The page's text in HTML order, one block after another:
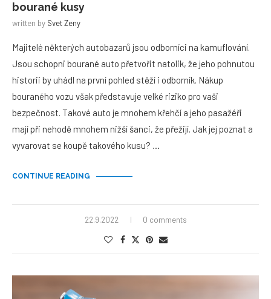
bourané kusy
written by Svet Zeny
Majitelé některých autobazarů jsou odborníci na kamuflování.
Jsou schopni bourané auto přetvořit natolik, že jeho pohnutou
historii by uhádl na první pohled stěží i odborník. Nákup
bouraného vozu však představuje velké riziko pro vaši
bezpečnost. Takové auto je mnohem křehčí a jeho pasažéři
mají při nehodě mnohem nižší šanci, že přežijí. Jak jej poznat a
vyvarovat se koupě takového kusu? …
CONTINUE READING
22.9.2022 0 comments